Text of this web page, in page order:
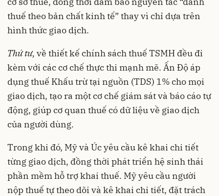
thuế theo bản chất kinh tế” thay vì chỉ dựa trên
hình thức giao dịch.
Thứ tư, về thiết kế chính sách thuế TSMH đều đi
kèm với các cơ chế thực thi mạnh mẽ. Ấn Độ áp
dụng thuế Khấu trừ tại nguồn (TDS) 1% cho mọi
giao dịch, tạo ra một cơ chế giám sát và báo cáo tự
động, giúp cơ quan thuế có dữ liệu về giao dịch
của người dùng.
Trong khi đó, Mỹ và Úc yêu cầu kê khai chi tiết
từng giao dịch, đồng thời phát triển hệ sinh thái
phần mềm hỗ trợ khai thuế. Mỹ yêu cầu người
nộp thuế tự theo dõi và kê khai chi tiết, đặt trách